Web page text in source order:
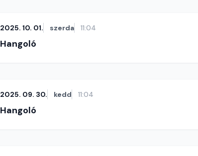
2025. 10. 01. szerda 11:04
Hangoló
2025. 09. 30. kedd 11:04
Hangoló